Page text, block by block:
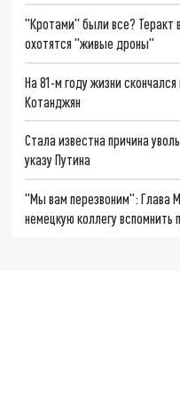
"Кротами" были все? Теракт
охотятся "живые дроны"
На 81-м году жизни
Котанджян
Стала известна причина
указу Путина
"Мы вам перезвоним": Глава
немецкую коллегу вспомнить